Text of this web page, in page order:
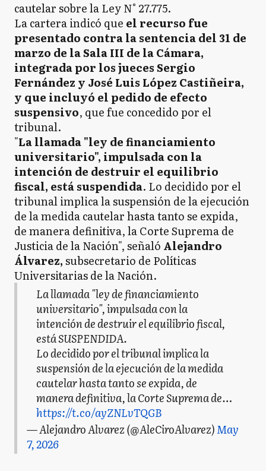
cautelar sobre la Ley N° 27.775.
La cartera indicó que el recurso fue
presentado contra la sentencia del 31 de
marzo de la Sala III de la Cámara,
integrada por los jueces Sergio
Fernández y José Luis López Castiñeira,
y que incluyó el pedido de efecto
suspensivo, que fue concedido por el
tribunal.
"La llamada "ley de financiamiento
universitario", impulsada con la
intención de destruir el equilibrio
fiscal, está suspendida. Lo decidido por el
tribunal implica la suspensión de la ejecución
de la medida cautelar hasta tanto se expida,
de manera definitiva, la Corte Suprema de
Justicia de la Nación", señaló Alejandro
Álvarez,subsecretario de Políticas
Universitarias de la Nación.
La llamada "ley de financiamiento
universitario", impulsada con la
intención de destruir el equilibrio fiscal,
está SUSPENDIDA.
Lo decidido por el tribunal implica la
suspensión de la ejecución de la medida
cautelar hasta tanto se expida, de
manera definitiva, la Corte Suprema de…
https://t.co/ayZNLvTQGB
— Alejandro Alvarez (@AleCiroAlvarez)May
7, 2026